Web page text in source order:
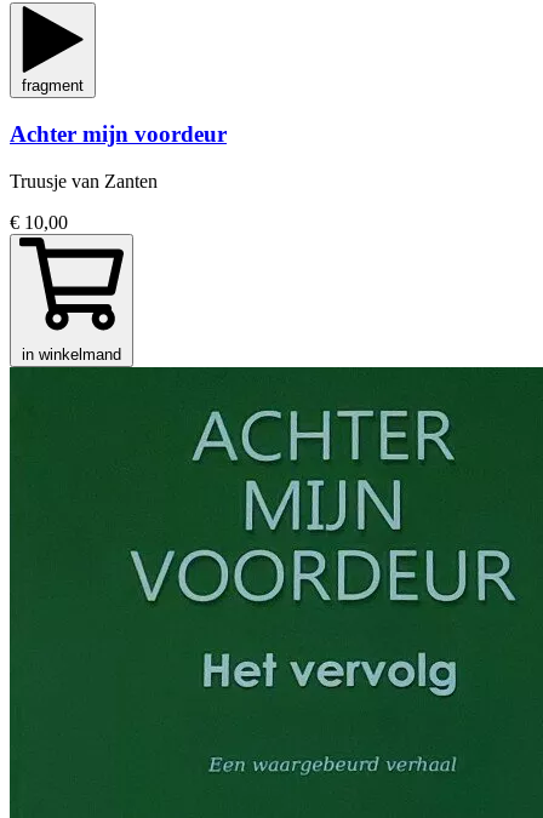
fragment
Achter mijn voordeur
Truusje van Zanten
€ 10,00
in winkelmand